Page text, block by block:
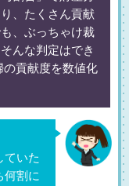
、たくさん貢献
、ぶっちゃけ裁
んな判定はでき
の貢献度を数値化
ていた
何割に